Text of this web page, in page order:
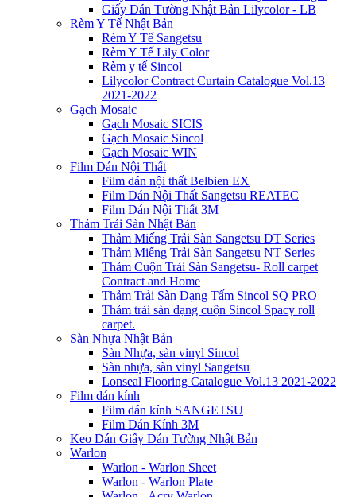
Giấy Dán Tường Nhật Bản Lilycolor - LB
Rèm Y Tế Nhật Bản
Rèm Y Tế Sangetsu
Rèm Y Tế Lily Color
Rèm y tế Sincol
Lilycolor Contract Curtain Catalogue Vol.13
2021-2022
Gạch Mosaic
Gạch Mosaic SICIS
Gạch Mosaic Sincol
Gạch Mosaic WIN
Film Dán Nội Thất
Film dán nội thất Belbien EX
Film Dán Nội Thất Sangetsu REATEC
Film Dán Nội Thất 3M
Thảm Trải Sàn Nhật Bản
Thảm Miếng Trải Sàn Sangetsu DT Series
Thảm Miếng Trải Sàn Sangetsu NT Series
Thảm Cuộn Trải Sàn Sangetsu- Roll carpet
Contract and Home
Thảm Trải Sàn Dạng Tấm Sincol SQ PRO
Thảm trải sàn dạng cuộn Sincol Spacy roll
carpet.
Sàn Nhựa Nhật Bản
Sàn Nhựa, sàn vinyl Sincol
Sàn nhựa, sàn vinyl Sangetsu
Lonseal Flooring Catalogue Vol.13 2021-2022
Film dán kính
Film dán kính SANGETSU
Film Dán Kính 3M
Keo Dán Giấy Dán Tường Nhật Bản
Warlon
Warlon - Warlon Sheet
Warlon - Warlon Plate